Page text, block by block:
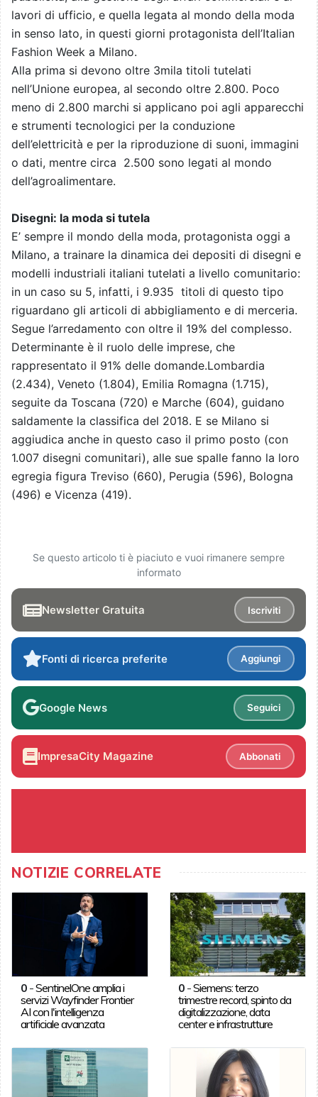
lavori di ufficio, e quella legata al mondo della moda
in senso lato, in questi giorni protagonista dell’Italian
Fashion Week a Milano.
Alla prima si devono oltre 3mila titoli tutelati
nell’Unione europea, al secondo oltre 2.800. Poco
meno di 2.800 marchi si applicano poi agli apparecchi
e strumenti tecnologici per la conduzione
dell’elettricità e per la riproduzione di suoni, immagini
o dati, mentre circa 2.500 sono legati al mondo
dell’agroalimentare.
Disegni: la moda si tutela
E’ sempre il mondo della moda, protagonista oggi a
Milano, a trainare la dinamica dei depositi di disegni e
modelli industriali italiani tutelati a livello comunitario:
in un caso su 5, infatti, i 9.935 titoli di questo tipo
riguardano gli articoli di abbigliamento e di merceria.
Segue l’arredamento con oltre il 19% del complesso.
Determinante è il ruolo delle imprese, che
rappresentato il 91% delle domande.Lombardia
(2.434), Veneto (1.804), Emilia Romagna (1.715),
seguite da Toscana (720) e Marche (604), guidano
saldamente la classifica del 2018. E se Milano si
aggiudica anche in questo caso il primo posto (con
1.007 disegni comunitari), alle sue spalle fanno la loro
egregia figura Treviso (660), Perugia (596), Bologna
(496) e Vicenza (419).
Se questo articolo ti è piaciuto e vuoi rimanere sempre
informato
Newsletter Gratuita Iscriviti
Fonti di ricerca preferite Aggiungi
Google News Seguici
ImpresaCity Magazine Abbonati
NOTIZIE CORRELATE
0-SentinelOne amplia i
servizi Wayfinder Frontier
AI con l'intelligenza
artificiale avanzata
0 -Siemens: terzo
trimestre record, spinto da
digitalizzazione, data
center e infrastrutture